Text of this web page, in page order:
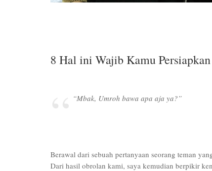
8 Hal ini Wajib Kamu
“Mbak, Umroh bawa apa aja ya?”
Berawal dari sebuah pertanyaan seorang teman
Dari hasil obrolan kami, saya kemudian berpikir